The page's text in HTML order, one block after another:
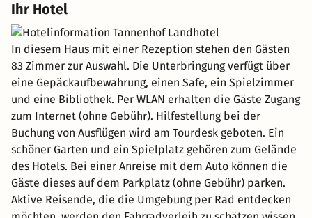
Ihr Hotel
In diesem Haus mit einer Rezeption stehen den Gästen
83 Zimmer zur Auswahl. Die Unterbringung verfügt über
eine Gepäckaufbewahrung, einen Safe, ein Spielzimmer
und eine Bibliothek. Per WLAN erhalten die Gäste Zugang
zum Internet (ohne Gebühr). Hilfestellung bei der
Buchung von Ausflügen wird am Tourdesk geboten. Ein
schöner Garten und ein Spielplatz gehören zum Gelände
des Hotels. Bei einer Anreise mit dem Auto können die
Gäste dieses auf dem Parkplatz (ohne Gebühr) parken.
Aktive Reisende, die die Umgebung per Rad entdecken